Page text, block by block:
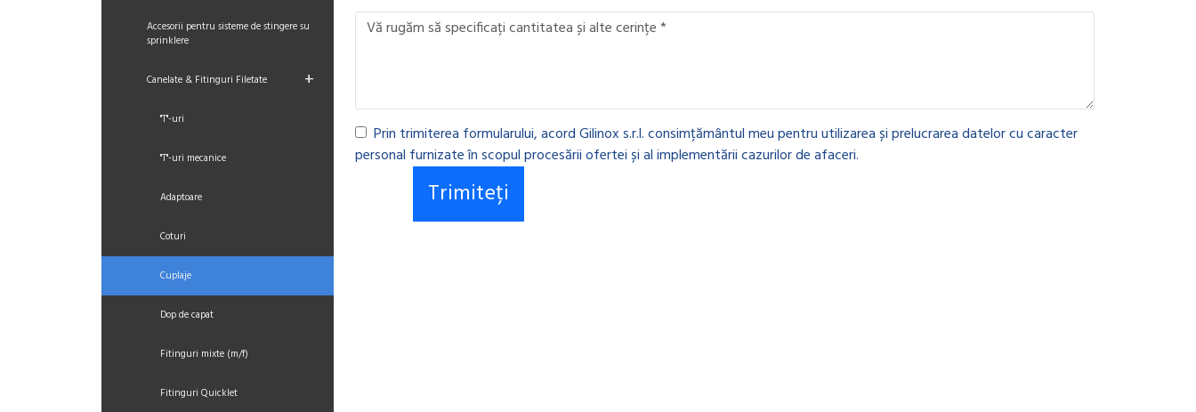
Accesorii pentru sisteme de stingere su
sprinklere
Canelate & Fitinguri Filetate +
"T"-uri
"T"-uri mecanice
Adaptoare
Coturi
Cuplaje
Dop de capat
Fitinguri mixte (m/f)
Fitinguri Quicklet
Prin trimiterea formularului, acord Gilinox s.r.l. consimțământul meu pentru utilizarea și prelucrarea datelor cu caracter
personal furnizate în scopul procesării ofertei și al implementării cazurilor de afaceri.